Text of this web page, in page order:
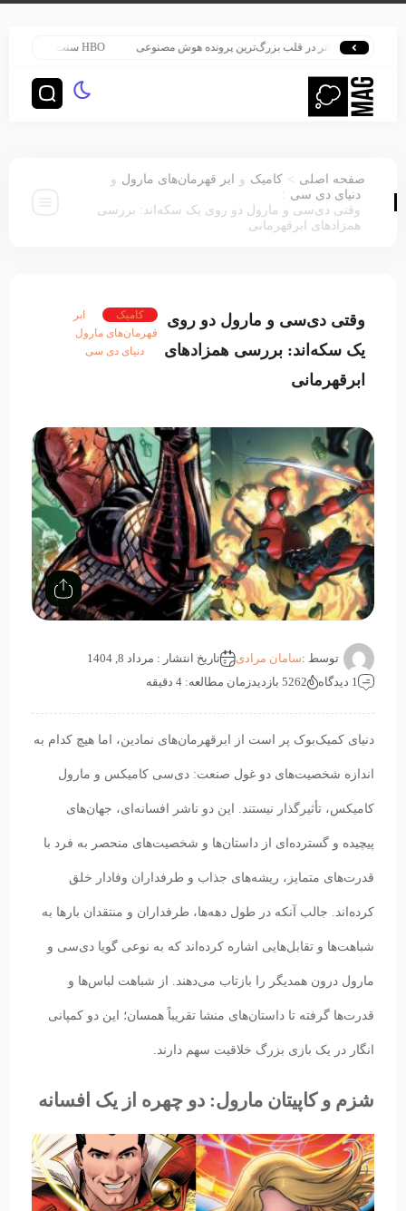
هری پاتر در قلب بزرگ‌ترین پرونده هوش مصنوعی HBO سنت قدیمی خود را برای پخش سریال هری پاتر تغییر داد
صفحه اصلی > کامیک و ابر قهرمان‌های مارول و
دنیای دی سی :
وقتی دی‌سی و مارول دو روی یک سکه‌اند: بررسی
همزادهای ابرقهرمانی
وقتی دی‌سی و مارول دو روی
یک سکه‌اند: بررسی همزادهای
ابرقهرمانی
کامیک
ابر
قهرمان‌های مارول
دنیای دی سی
توسط :سامان مرادی
تاریخ انتشار : مرداد 8, 1404
1 دیدگاه
5262 بازدید زمان مطالعه: 4 دقیقه
دنیاى کمیک‌بوک پر است از ابرقهرمان‌هاى نمادین، اما هیچ کدام به
اندازه شخصیت‌هاى دو غول صنعت: دی‌سی کامیکس و مارول
کامیکس، تأثیرگذار نیستند. این دو ناشر افسانه‌اى، جهان‌هاى
پیچیده و گسترده‌اى از داستان‌ها و شخصیت‌هاى منحصر به فرد با
قدرت‌هاى متمایز، ریشه‌هاى جذاب و طرفداران وفادار خلق
کرده‌اند. جالب آنکه در طول دهه‌ها، طرفداران و منتقدان بارها به
شباهت‌ها و تقابل‌هایی اشاره کرده‌اند که به نوعى گویا دی‌سی و
مارول درون همدیگر را بازتاب می‌دهند. از شباهت لباس‌ها و
قدرت‌ها گرفته تا داستان‌های منشا تقریباً همسان؛ این دو کمپانی
انگار در یک بازی بزرگ خلاقیت سهم دارند.
شزم و کاپیتان مارول: دو چهره از یک افسانه